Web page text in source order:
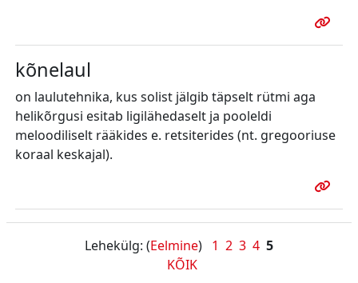
kõnelaul
on laulutehnika, kus solist jälgib täpselt rütmi aga
helikõrgusi esitab ligilähedaselt ja pooleldi
meloodiliselt rääkides e. retsiterides (nt. gregooriuse
koraal keskajal).
Lehekülg: (Eelmine) 1 2 3 4 5
KÕIK